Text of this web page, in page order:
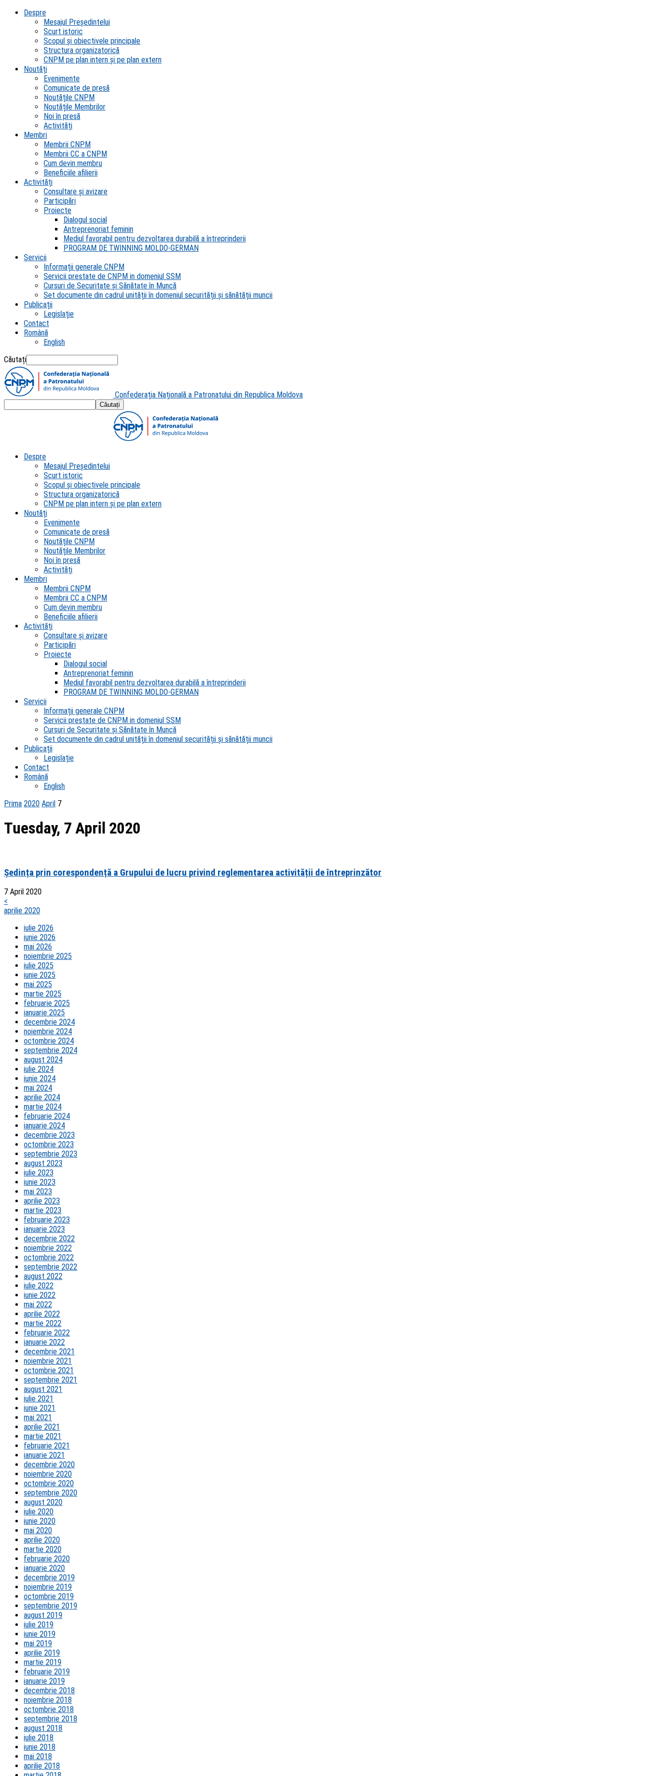
Despre
Mesajul Președintelui
Scurt istoric
Scopul şi obiectivele principale
Structura organizatorică
CNPM pe plan intern şi pe plan extern
Noutăți
Evenimente
Comunicate de presă
Noutățile CNPM
Noutățile Membrilor
Noi în presă
Activități
Membri
Membrii CNPM
Membrii CC a CNPM
Cum devin membru
Beneficiile afilierii
Activități
Consultare și avizare
Participări
Proiecte
Dialogul social
Antreprenoriat feminin
Mediul favorabil pentru dezvoltarea durabilă a întreprinderii
PROGRAM DE TWINNING MOLDO-GERMAN
Servicii
Informații generale CNPM
Servicii prestate de CNPM in domeniul SSM
Cursuri de Securitate și Sănătate în Muncă
Set documente din cadrul unității în domeniul securității și sănătății muncii
Publicații
Legislație
Contact
Română
English
Căutați
Confederația Națională a Patronatului din Republica Moldova
Despre
Mesajul Președintelui
Scurt istoric
Scopul şi obiectivele principale
Structura organizatorică
CNPM pe plan intern şi pe plan extern
Noutăți
Evenimente
Comunicate de presă
Noutățile CNPM
Noutățile Membrilor
Noi în presă
Activități
Membri
Membrii CNPM
Membrii CC a CNPM
Cum devin membru
Beneficiile afilierii
Activități
Consultare și avizare
Participări
Proiecte
Dialogul social
Antreprenoriat feminin
Mediul favorabil pentru dezvoltarea durabilă a întreprinderii
PROGRAM DE TWINNING MOLDO-GERMAN
Servicii
Informații generale CNPM
Servicii prestate de CNPM in domeniul SSM
Cursuri de Securitate și Sănătate în Muncă
Set documente din cadrul unității în domeniul securității și sănătății muncii
Publicații
Legislație
Contact
Română
English
Prima 2020 April 7
Tuesday, 7 April 2020
Ședința prin corespondență a Grupului de lucru privind reglementarea activității de întreprinzător
7 April 2020
<
aprilie 2020
iulie 2026
iunie 2026
mai 2026
noiembrie 2025
iulie 2025
iunie 2025
mai 2025
martie 2025
februarie 2025
ianuarie 2025
decembrie 2024
noiembrie 2024
octombrie 2024
septembrie 2024
august 2024
iulie 2024
iunie 2024
mai 2024
aprilie 2024
martie 2024
februarie 2024
ianuarie 2024
decembrie 2023
octombrie 2023
septembrie 2023
august 2023
iulie 2023
iunie 2023
mai 2023
aprilie 2023
martie 2023
februarie 2023
ianuarie 2023
decembrie 2022
noiembrie 2022
octombrie 2022
septembrie 2022
august 2022
iulie 2022
iunie 2022
mai 2022
aprilie 2022
martie 2022
februarie 2022
ianuarie 2022
decembrie 2021
noiembrie 2021
octombrie 2021
septembrie 2021
august 2021
iulie 2021
iunie 2021
mai 2021
aprilie 2021
martie 2021
februarie 2021
ianuarie 2021
decembrie 2020
noiembrie 2020
octombrie 2020
septembrie 2020
august 2020
iulie 2020
iunie 2020
mai 2020
aprilie 2020
martie 2020
februarie 2020
ianuarie 2020
decembrie 2019
noiembrie 2019
octombrie 2019
septembrie 2019
august 2019
iulie 2019
iunie 2019
mai 2019
aprilie 2019
martie 2019
februarie 2019
ianuarie 2019
decembrie 2018
noiembrie 2018
octombrie 2018
septembrie 2018
august 2018
iulie 2018
iunie 2018
mai 2018
aprilie 2018